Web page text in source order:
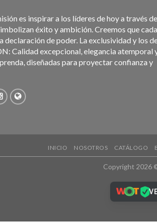
es inspirar a los líderes de hoy a través de
éxito y ambición. Creemos que cada
declaración de poder. La exclusividad y los
Calidad excepcional, elegancia atemporal
diseñadas para proyectar confianza y
INICIO NOSOTROS CATÁLOGO
Copyright 2026